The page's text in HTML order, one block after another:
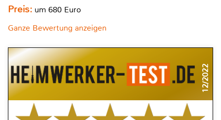
Preis: um 680 Euro
Ganze Bewertung anzeigen
12/2022